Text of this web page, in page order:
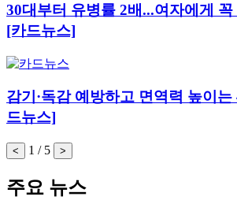
30대부터 유병률 2배...여자에게
[카드뉴스]
감기·독감 예방하고 면역력 높이
드뉴스]
< 1 / 5 >
주요 뉴스